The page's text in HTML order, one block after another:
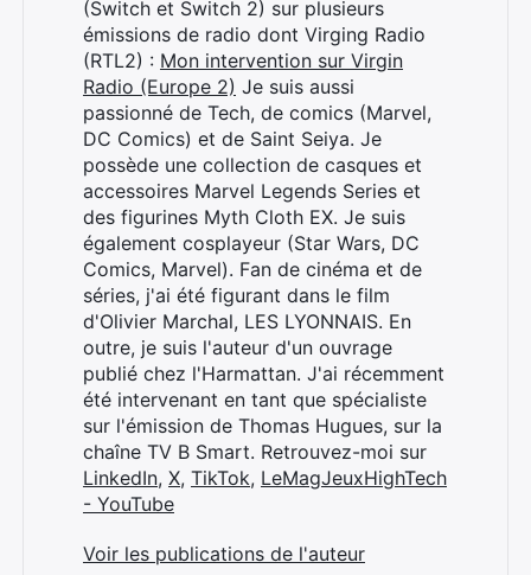
(Switch et Switch 2) sur plusieurs
émissions de radio dont Virging Radio
(RTL2) : Mon intervention sur Virgin
Radio (Europe 2) Je suis aussi
passionné de Tech, de comics (Marvel,
DC Comics) et de Saint Seiya. Je
possède une collection de casques et
accessoires Marvel Legends Series et
des figurines Myth Cloth EX. Je suis
également cosplayeur (Star Wars, DC
Comics, Marvel). Fan de cinéma et de
séries, j'ai été figurant dans le film
d'Olivier Marchal, LES LYONNAIS. En
outre, je suis l'auteur d'un ouvrage
publié chez l'Harmattan. J'ai récemment
été intervenant en tant que spécialiste
sur l'émission de Thomas Hugues, sur la
chaîne TV B Smart. Retrouvez-moi sur
LinkedIn, X, TikTok, LeMagJeuxHighTech
- YouTube
Voir les publications de l'auteur